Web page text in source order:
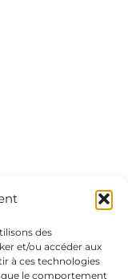
des
et/ou accéder aux
à ces technologies
le comportement
et